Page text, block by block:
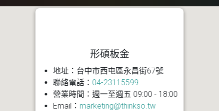
形碩板金
地址：台中市西屯區永昌街67號
聯絡電話： 04-23115599
營業時間：週一至週五 09:00 - 18:00
Email： marketing@thinkso.tw